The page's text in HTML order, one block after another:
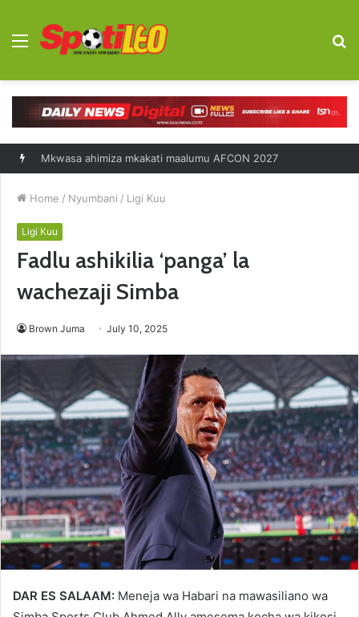
Menu
Mkwasa ahimiza mkakati maalumu AFCON 2027
Home / Nyumbani / Ligi Kuu
Ligi Kuu
Fadlu ashikilia ‘panga’ la
wachezaji Simba
Brown Juma July 10, 2025
DAR ES SALAAM: Meneja wa Habari na mawasiliano wa